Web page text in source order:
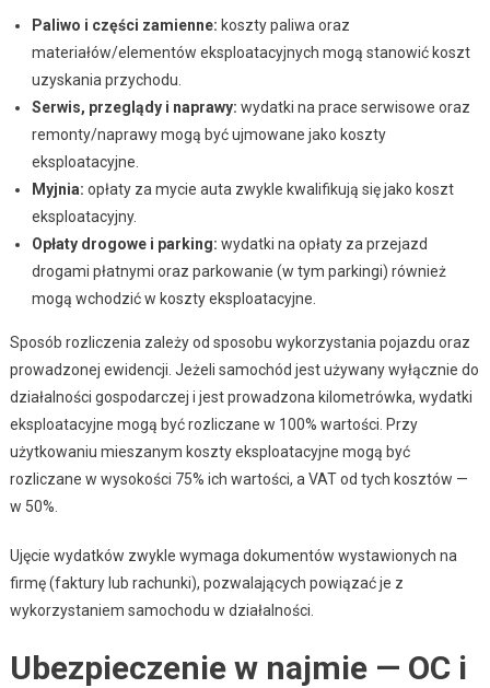
Paliwo i części zamienne: koszty paliwa oraz
materiałów/elementów eksploatacyjnych mogą stanowić koszt
uzyskania przychodu.
Serwis, przeglądy i naprawy: wydatki na prace serwisowe oraz
remonty/naprawy mogą być ujmowane jako koszty
eksploatacyjne.
Myjnia: opłaty za mycie auta zwykle kwalifikują się jako koszt
eksploatacyjny.
Opłaty drogowe i parking: wydatki na opłaty za przejazd
drogami płatnymi oraz parkowanie (w tym parkingi) również
mogą wchodzić w koszty eksploatacyjne.
Sposób rozliczenia zależy od sposobu wykorzystania pojazdu oraz
prowadzonej ewidencji. Jeżeli samochód jest używany wyłącznie do
działalności gospodarczej i jest prowadzona kilometrówka, wydatki
eksploatacyjne mogą być rozliczane w 100% wartości. Przy
użytkowaniu mieszanym koszty eksploatacyjne mogą być
rozliczane w wysokości 75% ich wartości, a VAT od tych kosztów —
w 50%.
Ujęcie wydatków zwykle wymaga dokumentów wystawionych na
firmę (faktury lub rachunki), pozwalających powiązać je z
wykorzystaniem samochodu w działalności.
Ubezpieczenie w najmie — OC i